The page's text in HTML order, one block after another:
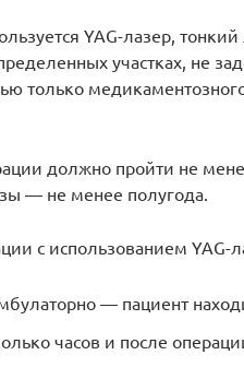
YAG-лазер,
участках, не
только
должно пройти не
— не менее полугода.
с использованием YAG-
— пациент
часов и после